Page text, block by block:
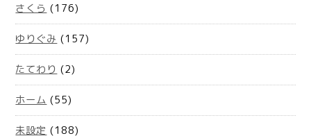
さくら (176)
ゆりぐみ (157)
たてわり (2)
ホーム (55)
未設定 (188)